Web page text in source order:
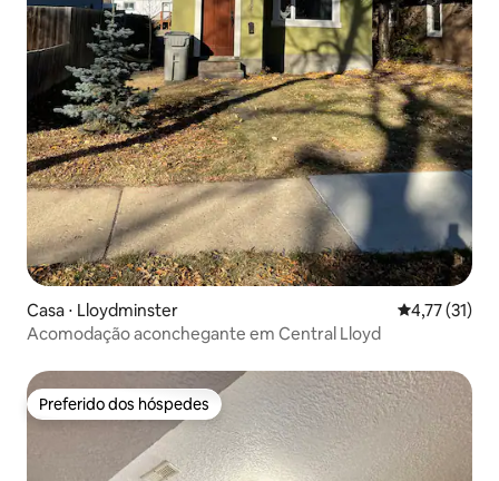
Casa ⋅ Lloydminster 4,77 de uma
4,77 (31)
Acomodação aconchegante em Central Lloyd
Preferido dos hóspedes
Preferido dos hóspedes